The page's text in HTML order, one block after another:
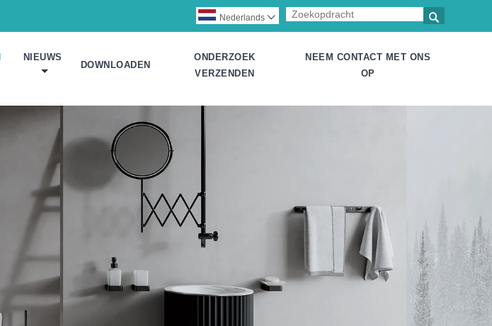

Nederlands 
NIEUWS
DOWNLOADEN
ONDERZOEK
VERZENDEN
NEEM CONTACT MET ONS
OP